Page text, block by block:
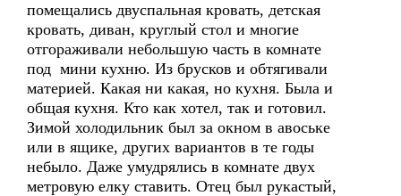
помещались двуспальная кровать, детская
кровать, диван, круглый стол и многие
отгораживали небольшую часть в комнате
под мини кухню. Из брусков и обтягивали
материей. Какая ни какая, но кухня. Была и
общая кухня. Кто как хотел, так и готовил.
Зимой холодильник был за окном в авоське
или в ящике, других вариантов в те годы
небыло. Даже умудрялись в комнате двух
метровую елку ставить. Отец был рукастый,